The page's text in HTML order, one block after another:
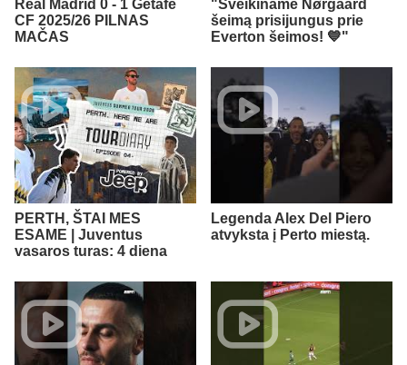
Real Madrid 0 - 1 Getafe
CF 2025/26 PILNAS
MAČAS
"Sveikiname Nørgaard
šeimą prisijungus prie
Everton šeimos! 💙"
PERTH, ŠTAI MES
ESAME | Juventus
vasaros turas: 4 diena
Legenda Alex Del Piero
atvyksta į Perto miestą.